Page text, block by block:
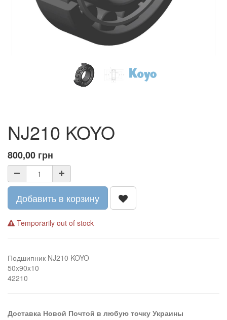
NJ210 KOYO
800,00 грн
Добавить в корзину
Temporarily out of stock
Подшипник NJ210 KOYO
50x90x10
42210
Доставка Новой Почтой в любую точку Украины